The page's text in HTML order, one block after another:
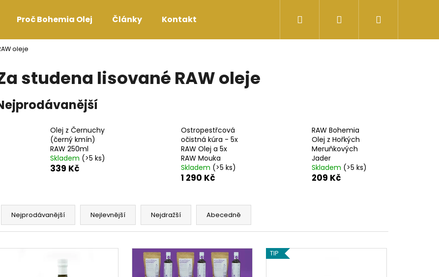
Proč Bohemia Olej Články Kontakt Přihlášení
oleje
studena lisované RAW oleje
Olej z Černuchy
(černý kmín)
RAW 250ml
Skladem (>5 ks)
339 Kč
Ostropestřcová
očistná kúra - 5x
RAW Olej a 5x
RAW Mouka
Skladem (>5 ks)
1 290 Kč
RAW Bohemia
Olej z Hořkých
Meruňkových
Jader
Skladem (>5 ks)
209 Kč
Ř
Nejprodávanější Nejlevnější Nejdražší Abecedně
TIP
Co potřebujete najít?
Doporučujeme
BIO JABLEČNÁ BALSAMIKOVÁ REDUKCE
169 Kč
BOHEMIA JABLEČNÉ ACETO
127 Kč